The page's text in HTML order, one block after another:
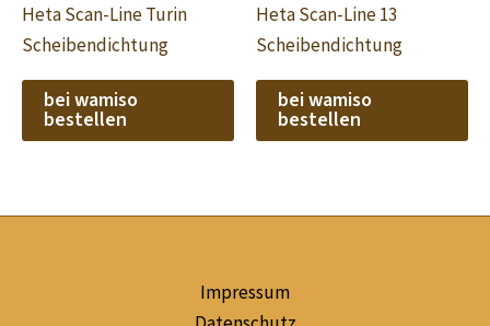
Heta Scan-Line Turin
Scheibendichtung
bei wamiso
bestellen
Heta Scan-Line 13
Scheibendichtung
bei wamiso
bestellen
Impressum